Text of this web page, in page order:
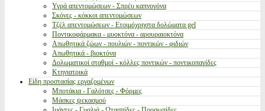
Υγρά απεντομώσεων - Σπρέυ καπνογόνα
Σκόνες - κόκκοι απεντομώσεων
Τζέλ απεντομώσεων - Ετοιμόχρηστα δολώματα gel
Ποντικοφάρμακα - μυοκτόνα - αρουραιοκτόνα
Απωθητικά ζώων - πουλιών - ποντικών - φιδιών
Απωθητικά - βιοκτόνα
Δολωματικοί σταθμοί - κόλλες ποντικών - ποντικοπαγίδες
Κτηνιατρικά
Είδη προστασίας εργαζομένων
Μποτάκια - Γαλότσες - Φόρμες
Μάσκες ψεκασμού